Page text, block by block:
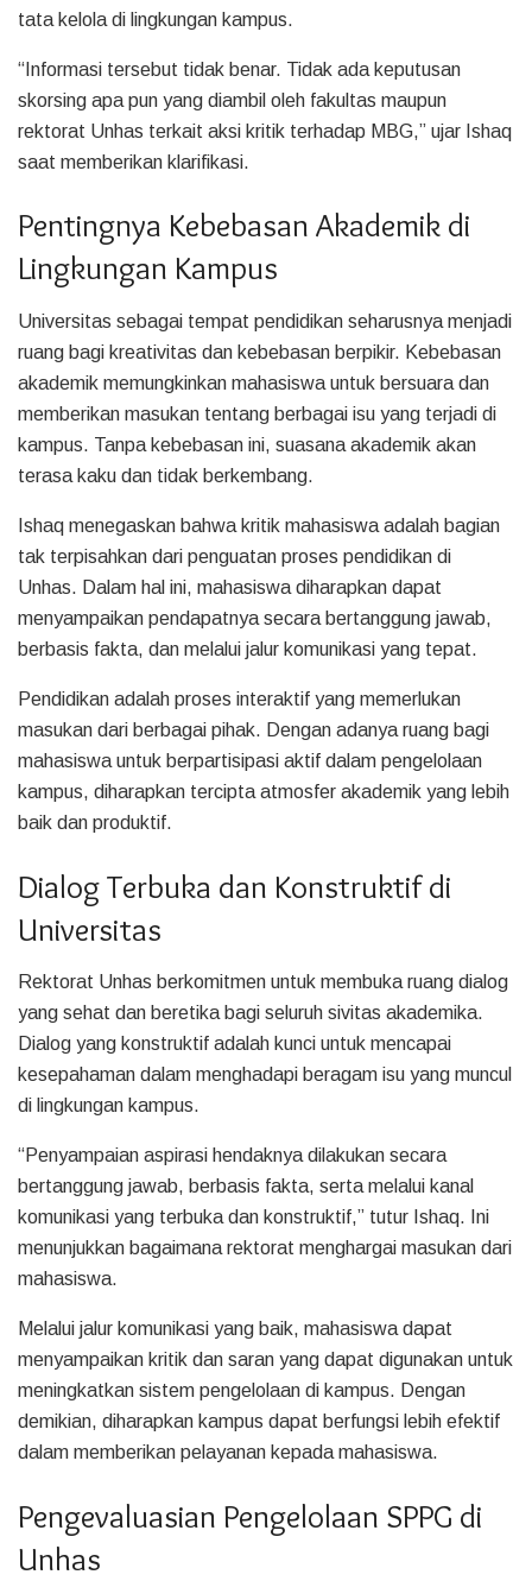
tata kelola di lingkungan kampus.
“Informasi tersebut tidak benar. Tidak ada keputusan
skorsing apa pun yang diambil oleh fakultas maupun
rektorat Unhas terkait aksi kritik terhadap MBG,” ujar Ishaq
saat memberikan klarifikasi.
Pentingnya Kebebasan Akademik di
Lingkungan Kampus
Universitas sebagai tempat pendidikan seharusnya menjadi
ruang bagi kreativitas dan kebebasan berpikir. Kebebasan
akademik memungkinkan mahasiswa untuk bersuara dan
memberikan masukan tentang berbagai isu yang terjadi di
kampus. Tanpa kebebasan ini, suasana akademik akan
terasa kaku dan tidak berkembang.
Ishaq menegaskan bahwa kritik mahasiswa adalah bagian
tak terpisahkan dari penguatan proses pendidikan di
Unhas. Dalam hal ini, mahasiswa diharapkan dapat
menyampaikan pendapatnya secara bertanggung jawab,
berbasis fakta, dan melalui jalur komunikasi yang tepat.
Pendidikan adalah proses interaktif yang memerlukan
masukan dari berbagai pihak. Dengan adanya ruang bagi
mahasiswa untuk berpartisipasi aktif dalam pengelolaan
kampus, diharapkan tercipta atmosfer akademik yang lebih
baik dan produktif.
Dialog Terbuka dan Konstruktif di
Universitas
Rektorat Unhas berkomitmen untuk membuka ruang dialog
yang sehat dan beretika bagi seluruh sivitas akademika.
Dialog yang konstruktif adalah kunci untuk mencapai
kesepahaman dalam menghadapi beragam isu yang muncul
di lingkungan kampus.
“Penyampaian aspirasi hendaknya dilakukan secara
bertanggung jawab, berbasis fakta, serta melalui kanal
komunikasi yang terbuka dan konstruktif,” tutur Ishaq. Ini
menunjukkan bagaimana rektorat menghargai masukan dari
mahasiswa.
Melalui jalur komunikasi yang baik, mahasiswa dapat
menyampaikan kritik dan saran yang dapat digunakan untuk
meningkatkan sistem pengelolaan di kampus. Dengan
demikian, diharapkan kampus dapat berfungsi lebih efektif
dalam memberikan pelayanan kepada mahasiswa.
Pengevaluasian Pengelolaan SPPG di
Unhas